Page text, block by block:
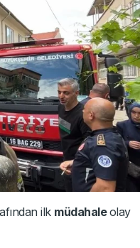
ilk müdahaleolay